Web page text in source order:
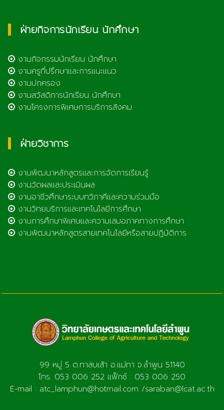
ฝ่ายกิจการนักเรียน นักศึกษา
งานกิจกรรมนักเรียน นักศึกษา
งานครูที่ปรึกษาและการแนะแนว
งานปกครอง
งานสวัสดิการนักเรียน นักศึกษา
งานโครงการพิเศษการบริการสังคม
ฝ่ายวิชาการ
งานพัฒนาหลักสูตรและการจัดการเรียนรู้
งานวัดผลและประเมินผล
งานอาชีวศึกษาระบบทวิภาคีและความร่วมมือ
งานวิทยบริการและเทคโนโลยีการศึกษา
งานการศึกษาพิเศษและความเสมอภาคทางการศึกษา
งานพัฒนาหลักสูตรสายเทคโนโลยีหรือสายปฏิบัติการ
99 หมู่ 5 ต.ทาสบเส้า อ.แม่ทา จ.ลำพูน 51140
โทร. 053 006 252 แฟ็กซ์ : 053 006 250
E-mail : atc_lamphun@hotmail.com /saraban@lcat.ac.th